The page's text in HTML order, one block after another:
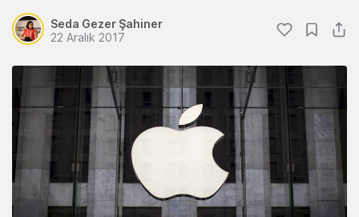
Seda Gezer Şahiner
22 Aralık 2017